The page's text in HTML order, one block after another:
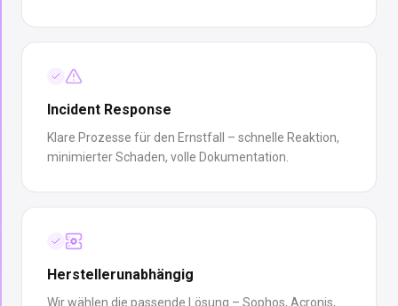
Incident Response
Klare Prozesse für den Ernstfall – schnelle Reaktion,
minimierter Schaden, volle Dokumentation.
Herstellerunabhängig
Wir wählen die passende Lösung – Sophos, Acronis,